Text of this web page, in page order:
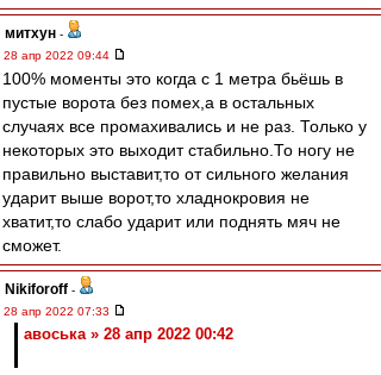
митхун -
28 апр 2022 09:44
100% моменты это когда с 1 метра бьёшь в
пустые ворота без помех,а в остальных
случаях все промахивались и не раз. Только у
некоторых это выходит стабильно.То ногу не
правильно выставит,то от сильного желания
ударит выше ворот,то хладнокровия не
хватит,то слабо ударит или поднять мяч не
сможет.
Nikiforoff -
28 апр 2022 07:33
авоська » 28 апр 2022 00:42